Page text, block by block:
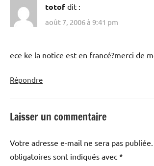
totof dit :
août 7, 2006 à 9:41 pm
ece ke la notice est en francé?merci de
Répondre
Laisser un commentaire
Votre adresse e-mail ne sera pas publiée.
obligatoires sont indiqués avec *